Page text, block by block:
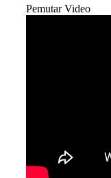
Pemutar Video